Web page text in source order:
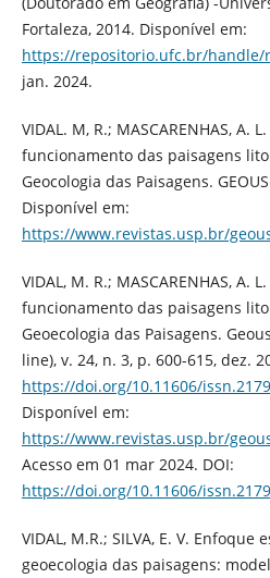
Fortaleza, 2014. Disponível em:
https://repositorio.ufc.br/handle/
jan. 2024.
VIDAL. M, R.; MASCARENHAS, A.
funcionamento das paisagens
Geocologia das Paisagens.
Disponível em:
https://www.revistas.usp.br/
VIDAL, M. R.; MASCARENHAS, A.
funcionamento das paisagens
Geoecologia das Paisagens.
line), v. 24, n. 3, p. 600-615, dez.
https://doi.org/10.11606/
Disponível em:
https://www.revistas.usp.br/
Acesso em 01 mar 2024. DOI:
https://doi.org/10.11606/
VIDAL, M.R.; SILVA, E. V.
geoecologia das paisagens: